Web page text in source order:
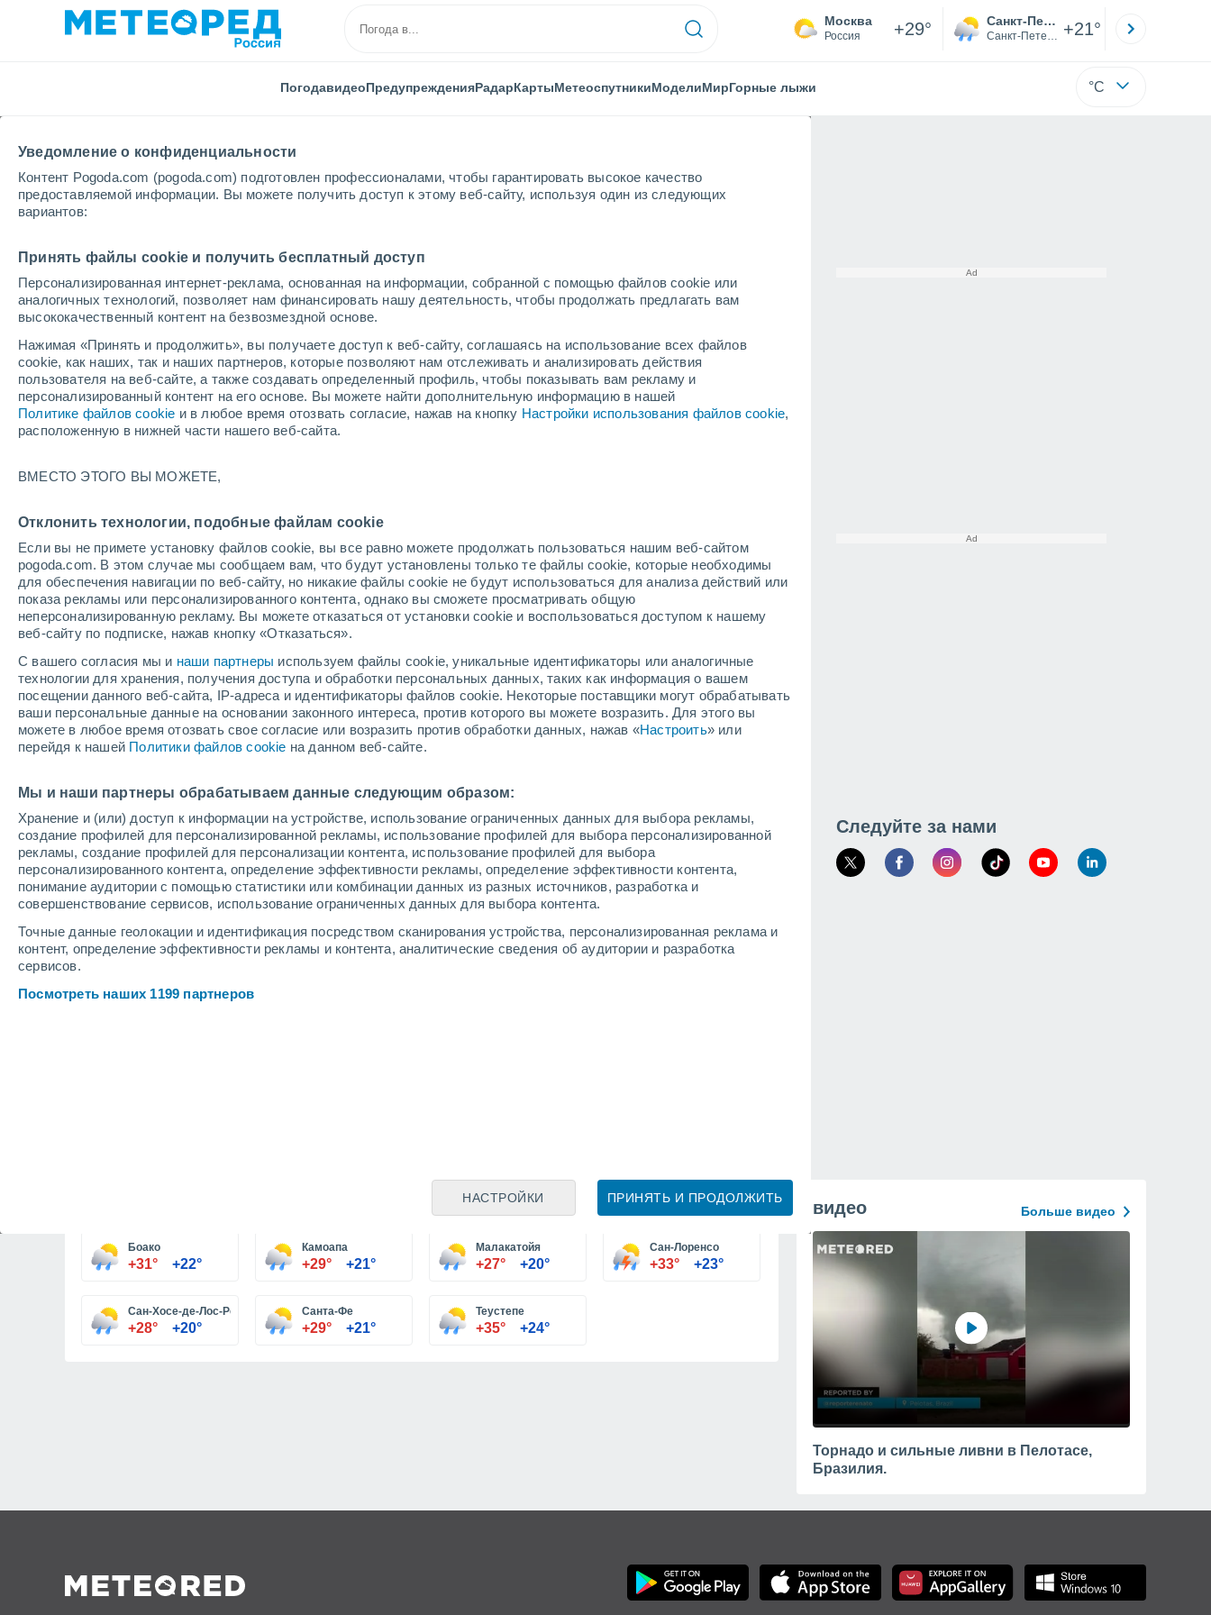
Уведомление о конфиденциальности
Контент Pogoda.com (pogoda.com) подготовлен профессионалами, чтобы гарантировать высокое качество
предоставляемой информации. Вы можете получить доступ к этому веб-сайту, используя один из следующих
вариантов:
Принять файлы cookie и получить бесплатный доступ
Персонализированная интернет-реклама, основанная на информации, собранной с помощью файлов cookie или
аналогичных технологий, позволяет нам финансировать нашу деятельность, чтобы продолжать предлагать вам
высококачественный контент на безвозмездной основе.
Нажимая «Принять и продолжить», вы получаете доступ к веб-сайту, соглашаясь на использование всех файлов
cookie, как наших, так и наших партнеров, которые позволяют нам отслеживать и анализировать действия
пользователя на веб-сайте, а также создавать определенный профиль, чтобы показывать вам рекламу и
персонализированный контент на его основе. Вы можете найти дополнительную информацию в нашей
Политике файлов cookie и в любое время отозвать согласие, нажав на кнопку Настройки использования файлов cookie,
расположенную в нижней части нашего веб-сайта.
ВМЕСТО ЭТОГО ВЫ МОЖЕТЕ,
Отклонить технологии, подобные файлам cookie
Если вы не примете установку файлов cookie, вы все равно можете продолжать пользоваться нашим веб-сайтом
pogoda.com. В этом случае мы сообщаем вам, что будут установлены только те файлы cookie, которые необходимы
для обеспечения навигации по веб-сайту, но никакие файлы cookie не будут использоваться для анализа действий или
показа рекламы или персонализированного контента, однако вы сможете просматривать общую
неперсонализированную рекламу. Вы можете отказаться от установки cookie и воспользоваться доступом к нашему
веб-сайту по подписке, нажав кнопку «Отказаться».
С вашего согласия мы и наши партнеры используем файлы cookie, уникальные идентификаторы или аналогичные
технологии для хранения, получения доступа и обработки персональных данных, таких как информация о вашем
посещении данного веб-сайта, IP-адреса и идентификаторы файлов cookie. Некоторые поставщики могут обрабатывать
ваши персональные данные на основании законного интереса, против которого вы можете возразить. Для этого вы
можете в любое время отозвать свое согласие или возразить против обработки данных, нажав «Настроить» или
перейдя к нашей Политики файлов cookie на данном веб-сайте.
Мы и наши партнеры обрабатываем данные следующим образом:
Хранение и (или) доступ к информации на устройстве, использование ограниченных данных для выбора рекламы,
создание профилей для персонализированной рекламы, использование профилей для выбора персонализированной
рекламы, создание профилей для персонализации контента, использование профилей для выбора
персонализированного контента, определение эффективности рекламы, определение эффективности контента,
понимание аудитории с помощью статистики или комбинации данных из разных источников, разработка и
совершенствование сервисов, использование ограниченных данных для выбора контента.
Точные данные геолокации и идентификация посредством сканирования устройства, персонализированная реклама и
контент, определение эффективности рекламы и контента, аналитические сведения об аудитории и разработка
сервисов.
Посмотреть наших 1199 партнеров
ПРИНЯТЬ И ПРОДОЛЖИТЬ
НАСТРОЙКИ
Москва
Россия +29° Санкт-Петербург
Санкт-Петербург +21°
ПогодавидеоПредупрежденияРадарКартыМетеоспутникиМоделиМирГорные лыжи °C
Погода в департаменте Боако
cегодня, 7 августа Весь день символ
+35°
+29°
+21°
Leaflet |©OpenStreetMap|ECMWF
Следуйте за нами
Боако
+31° +22°
Камоапа
+29° +21°
Малакатойя
+27° +20°
Сан-Лоренсо
+33° +23°
Сан-Хосе-де-Лос-Рематес
+28° +20°
Санта-Фе
+29° +21°
Теустепе
+35° +24°
видео Больше видео
Торнадо и сильные ливни в Пелотасе,
Бразилия.